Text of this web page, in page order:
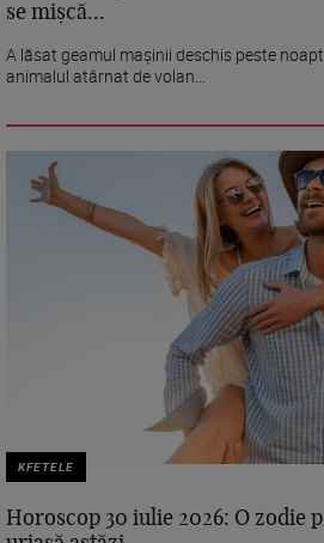
se mișcă...
A lăsat geamul mașinii deschis peste
animalul atârnat de volan...
KFETELE
Horoscop 30 iulie 2026: O zodie